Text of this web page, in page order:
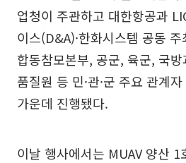
업청이 주관하고 대한항공과
이스(D&A)·한화시스템 공동
합동참모본부, 공군, 육군, 국
품질원 등 민·관·군 주요 관계
가운데 진행됐다.
이날 행사에서는 MUAV 양산